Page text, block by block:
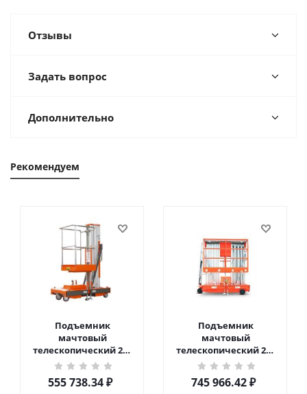
Отзывы
Задать вопрос
Дополнительно
Рекомендуем
Подъемник
мачтовый
телескопический 200
кг 6 м TOR GTWY6-200S
DC 2-мачтовый
(автономный) (G) в
555 738.34₽
Подъемник
мачтовый
телескопический 200
кг 10 м TOR GTWY10-
200S DC 2-мачтовый
(автономный) (N) в
745 966.42₽